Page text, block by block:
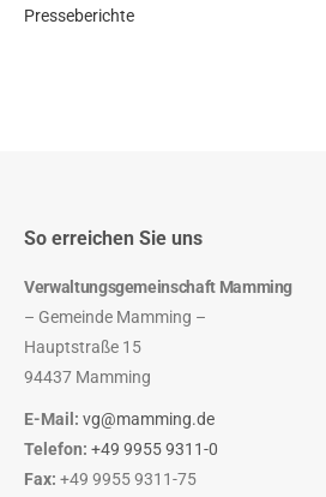
Presseberichte
So erreichen Sie uns
Verwaltungsgemeinschaft Mamming
– Gemeinde Mamming –
Hauptstraße 15
94437 Mamming
E-Mail: vg@mamming.de
Telefon: +49 9955 9311-0
Fax: +49 9955 9311-75